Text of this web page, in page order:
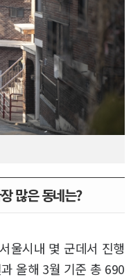
많은 동네는?
울시내 몇 군데서 진행
올해 3월 기준 총 690